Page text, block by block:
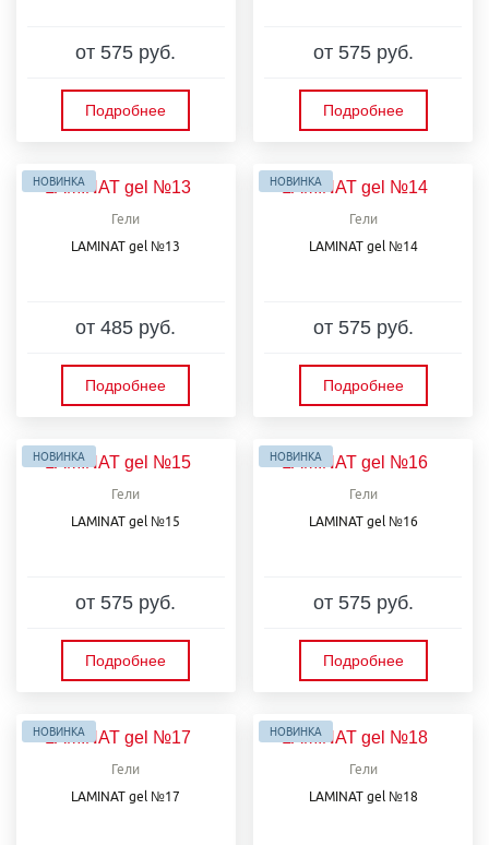
от 575 руб.
Подробнее
от 575 руб.
Подробнее
НОВИНКА
Гели
LAMINAT gel №13
от 485 руб.
Подробнее
НОВИНКА
Гели
LAMINAT gel №14
от 575 руб.
Подробнее
НОВИНКА
Гели
LAMINAT gel №15
от 575 руб.
Подробнее
НОВИНКА
Гели
LAMINAT gel №16
от 575 руб.
Подробнее
НОВИНКА
Гели
LAMINAT gel №17
НОВИНКА
Гели
LAMINAT gel №18